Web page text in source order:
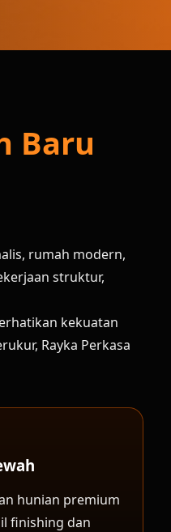
Baru
rumah modern,
struktur,
kekuatan
Rayka Perkasa
hunian premium
finishing dan